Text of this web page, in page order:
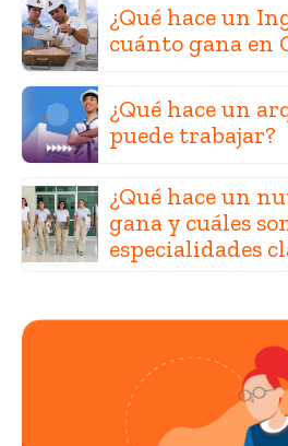
¿Qué hace un
cuánto gana en
¿Qué hace un
puede trabajar?
¿Qué hace un
gana y cuáles
especialidades